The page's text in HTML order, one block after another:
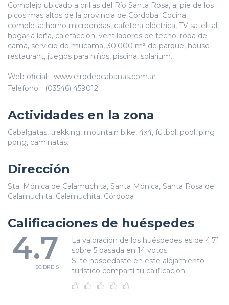
Complejo ubicado a orillas del Río Santa Rosa, al pie de los
picos mas altos de la provincia de Córdoba. Cocina
completa: horno microondas, cafetera eléctrica, TV satelital,
hogar a leña, calefacción, ventiladores de techo, ropa de
cama, servicio de mucama, 30.000 m² de parque, house
restaurant, juegos para niños, piscina, solarium.
Web oficial:
www.elrodeocabanas.com.ar
Teléfono:
(03546) 459012
Actividades en la zona
Cabalgatas, trekking, mountain bike, 4x4, fútbol, pool, ping
pong, caminatas.
Dirección
Sta. Mónica de Calamuchita, Santa Mónica, Santa Rosa de
Calamuchita, Calamuchita, Córdoba
Calificaciones de huéspedes
4.7
SOBRE 5
La valoración de los huéspedes es de 4.71
sobre 5 basada en 14 votos.
Si te hospedaste en este alojamiento
turístico compartí tu calificación.